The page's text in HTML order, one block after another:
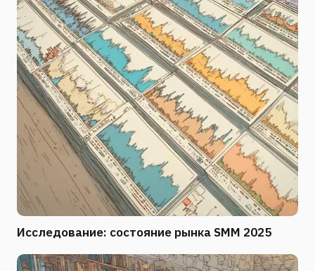
Исследование: состояние рынка SMM 2025